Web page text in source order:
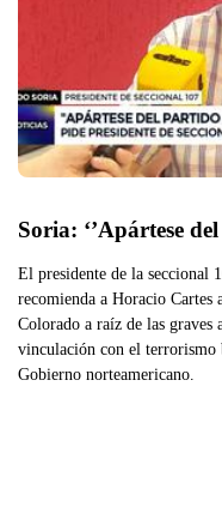
Soria: ‘’Apártese
El presidente de la seccional
recomienda a Horacio Cartes
Colorado a raíz de las graves
vinculación con el terrorismo
Gobierno norteamericano.